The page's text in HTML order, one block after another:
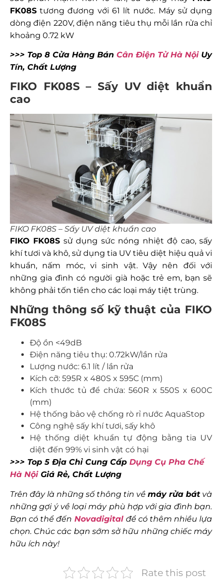
FK08S tương đương với 61 lít nước. Máy sử dụng
dòng điện 220V, điện năng tiêu thụ mỗi lần rửa chỉ
khoảng 0.72 kW
>>> Top 8 Cửa Hàng Bán Cân Điện Tử Hà NộiUy
Tín, Chất Lượng
FIKO FK08S – Sấy UV diệt khuẩn
cao
FIKO FK08S – Sấy UV diệt khuẩn cao
FIKO FK08S sử dụng sức nóng nhiệt độ cao, sấy
khí tươi và khô, sử dụng tia UV tiêu diệt hiệu quả vi
khuẩn, nấm móc, vi sinh vật. Vậy nên đối với
những gia đình có người già hoặc trẻ em, bạn sẽ
không phải tốn tiền cho các loại máy tiệt trùng.
Những thông số kỹ thuật của FIKO
FK08S
Độ ồn <49dB
Điện năng tiêu thụ: 0.72kW/lần rửa
Lượng nước: 6.1 lít / lần rửa
Kích cỡ: 595R x 480S x 595C (mm)
Kích thước tủ để chứa: 560R x 550S x 600C
(mm)
Hệ thống bảo vệ chống rò rỉ nước AquaStop
Công nghệ sấy khí tươi, sấy khô
Hệ thống diệt khuẩn tự động bằng tia UV
diệt đến 99% vi sinh vật có hại
>>> Top 5 Địa Chỉ Cung Cấp Dụng Cụ Pha Chế
Hà NộiGiá Rẻ, Chất Lượng
Trên đây là những số thông tin về máy rửa bát và
những gợi ý về loại máy phù hợp với gia đình bạn.
Bạn có thể đến Novadigital để có thêm nhiều lựa
chọn. Chúc các bạn sớm sở hữu những chiếc máy
hữu ích này!
Rate this post